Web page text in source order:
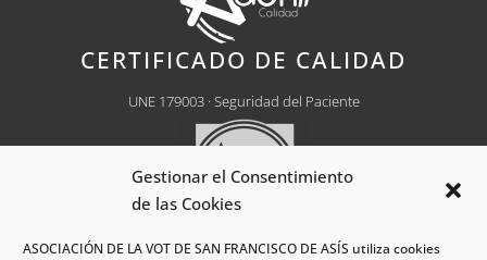
Gestionar el Consentimiento
de las Cookies
ASOCIACIÓN DE LA VOT DE SAN FRANCISCO DE ASÍS utiliza cookies
CERTIFICADO DE CALIDAD
UNE 179003 · Seguridad del Paciente